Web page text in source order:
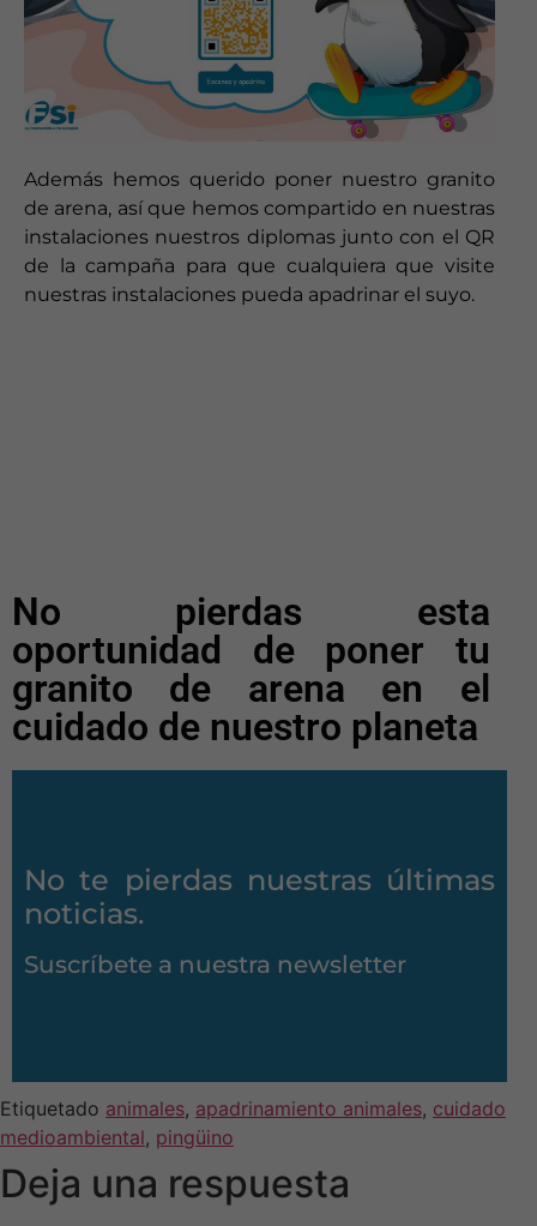
Además hemos querido poner nuestro granito
de arena, así que hemos compartido en nuestras
instalaciones nuestros diplomas junto con el QR
de la campaña para que cualquiera que visite
nuestras instalaciones pueda apadrinar el suyo.
No pierdas esta
oportunidad de poner tu
granito de arena en el
cuidado de nuestro planeta
No te pierdas nuestras últimas
noticias.
Suscríbete a nuestra newsletter
Etiquetado animales, apadrinamiento animales, cuidado
medioambiental, pingüino
Deja una respuesta